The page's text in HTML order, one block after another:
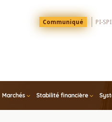
Menu
Top
Communiqué PI-SPI
Marchés Stabilité financière